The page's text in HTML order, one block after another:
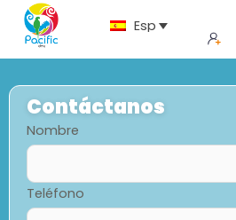
Español
Contáctanos
Nombre
Teléfono